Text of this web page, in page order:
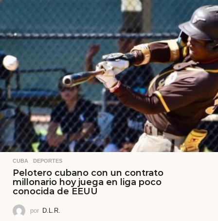
CUBA ,DEPORTES
Pelotero cubano con un contrato
millonario hoy juega en liga poco
conocida de EEUU
por D.L.R.